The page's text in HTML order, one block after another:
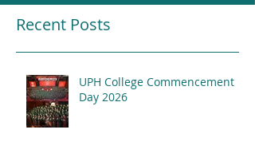
UPH College Awards
2026
Recent Posts
UPH College Commencement
Day 2026